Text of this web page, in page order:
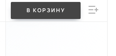
В КОРЗИНУ